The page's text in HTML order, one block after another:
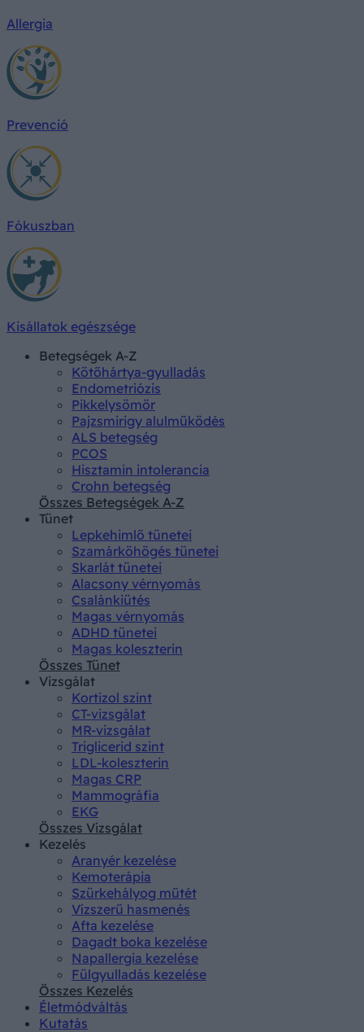
Allergia
Prevenció
Fókuszban
Kisállatok egészsége
Betegségek A-Z
Kötőhártya-gyulladás
Endometriózis
Pikkelysömör
Pajzsmirigy alulműködés
ALS betegség
PCOS
Hisztamin intolerancia
Crohn betegség
Összes Betegségek A-Z
Tünet
Lepkehimlő tünetei
Szamárköhögés tünetei
Skarlát tünetei
Alacsony vérnyomás
Csalánkiütés
Magas vérnyomás
ADHD tünetei
Magas koleszterin
Összes Tünet
Vizsgálat
Kortizol szint
CT-vizsgálat
MR-vizsgálat
Triglicerid szint
LDL-koleszterin
Magas CRP
Mammográfia
EKG
Összes Vizsgálat
Kezelés
Aranyér kezelése
Kemoterápia
Szürkehályog műtét
Vízszerű hasmenés
Afta kezelése
Dagadt boka kezelése
Napallergia kezelése
Fülgyulladás kezelése
Összes Kezelés
Életmódváltás
Kutatás